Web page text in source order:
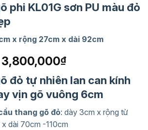
phi KL01G sơn PU màu đỏ
x rộng 27cm x dài 92cm
Giá
gốc
là:
3,900,000₫.
3,800,000₫Giá
tại
là:
3,800,000₫.
đỏ tự nhiên lan can kính
vịn gõ vuông 6cm
thang gõ đỏ: dày 3cm x rộng từ
dài 70cm -110cm